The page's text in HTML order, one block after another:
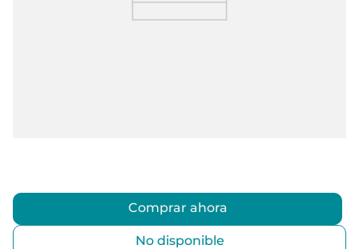
Comprar ahora
No disponible